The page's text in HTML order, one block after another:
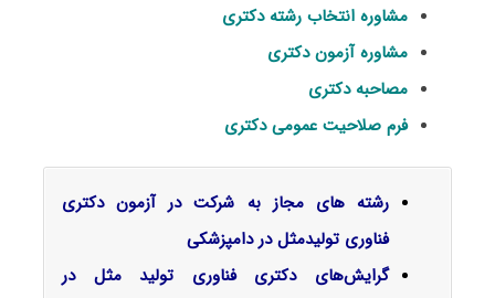
مشاوره انتخاب رشته دکتری
مشاوره آزمون دکتری
مصاحبه دکتری
فرم صلاحیت عمومی دکتری
رشته های مجاز به شرکت در آزمون دکتری
فناوری تولیدمثل در دامپزشکی
گرایش‌های دکتری ﻓﻨﺎوری ﺗﻮﻟﻴﺪ ﻣﺜﻞ در